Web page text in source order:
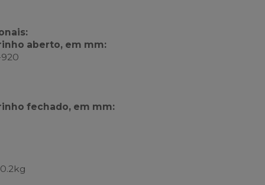
aberto, em mm:
fechado, em mm: